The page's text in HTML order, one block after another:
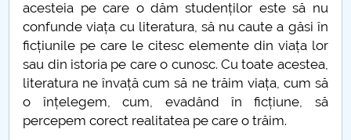
privind implementarea Planului Operațional 2020-
2024
Parteneri CUP
Centrul de Consiliere și Orientare în Carieră
acesteia pe care o dăm studenților este să nu
confunde viața cu literatura, să nu caute a găsi în
ficțiunile pe care le citesc elemente din viața lor
sau din istoria pe care o cunosc. Cu toate acestea,
literatura ne învață cum să ne trăim viața, cum să
o înțelegem, cum, evadând în ficțiune, să
percepem corect realitatea pe care o trăim.